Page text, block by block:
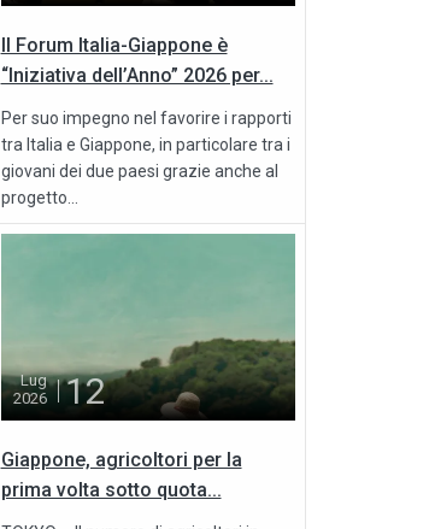
Il Forum Italia-Giappone è
“Iniziativa dell’Anno” 2026 per...
Per suo impegno nel favorire i rapporti
tra Italia e Giappone, in particolare tra i
giovani dei due paesi grazie anche al
progetto...
Lug
2026
12
Giappone, agricoltori per la
prima volta sotto quota...